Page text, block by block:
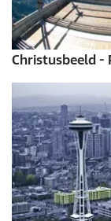
Christusbeeld -